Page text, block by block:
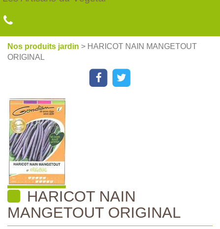
Nos produits jardin > HARICOT NAIN MANGETOUT
ORIGINAL
HARICOT NAIN
MANGETOUT ORIGINAL